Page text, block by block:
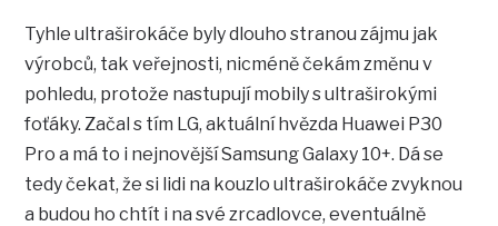
Tyhle ultraširokáče byly dlouho stranou zájmu jak
výrobců, tak veřejnosti, nicméně čekám změnu v
pohledu, protože nastupují mobily s ultraširokými
foťáky. Začal s tím LG, aktuální hvězda Huawei P30
Pro a má to i nejnovější Samsung Galaxy 10+. Dá se
tedy čekat, že si lidi na kouzlo ultraširokáče zvyknou
a budou ho chtít i na své zrcadlovce, eventuálně